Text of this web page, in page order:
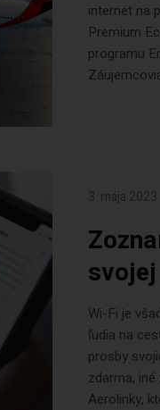
internet na
Premium
programu
3. mája 2023
Wi-Fi je
ľudia na
prosby
zdarma,
Aerolinky,